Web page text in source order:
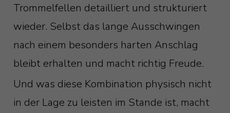
Trommelfellen detailliert und strukturiert
wieder. Selbst das lange Ausschwingen
nach einem besonders harten Anschlag
bleibt erhalten und macht richtig Freude.
Und was diese Kombination physisch nicht
in der Lage zu leisten im Stande ist, macht